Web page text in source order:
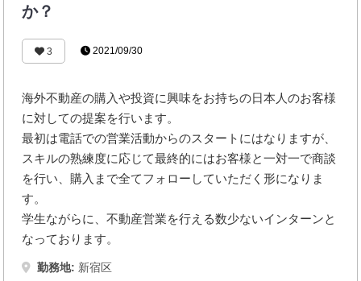
か？
3 2021/09/30
海外不動産の購入や投資に興味をお持ちの日本人のお客様
に対しての提案を行います。
最初は電話での営業活動からのスタートにはなりますが、
スキルの熟練度に応じて最終的にはお客様と一対一で商談
を行い、購入まで全てフォローしていただく形になりま
す。
学生ながらに、不動産営業を行える数少ないインターンと
なっております。
勤務地: 新宿区